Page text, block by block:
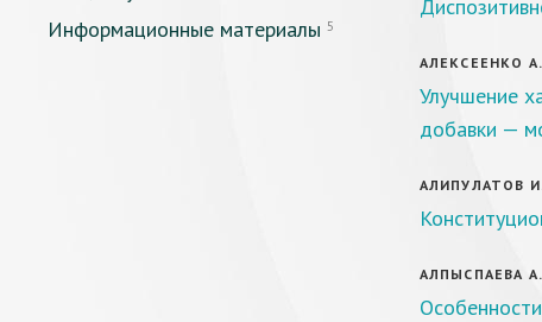
Информационные материалы 5
АЛЕКСЕЕНКО
Улучшение
добавки —
АЛИПУЛАТОВ
АЛПЫСПАЕВА